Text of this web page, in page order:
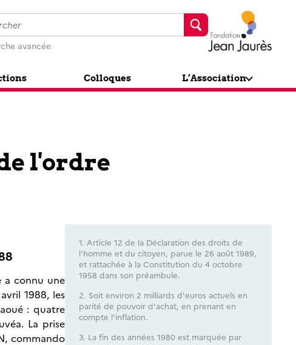
avancée
Fondation
Colloques L’Association
l'ordre
a connu une
1988, les
: quatre
La prise
commando
1. Article 12 de la Déclaration des droits de
l'homme et du citoyen, parue le 26 août 1989,
et rattachée à la Constitution du 4 octobre
1958 dans son préambule.
2. Soit environ 2 milliards d'euros actuels en
parité de pouvoir d'achat, en prenant en
compte l'inflation.
3. La fin des années 1980 est marquée par